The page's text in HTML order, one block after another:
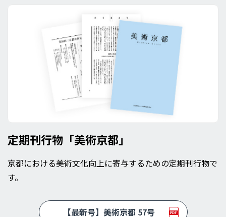
定期刊行物「美術京都」
京都における美術文化向上に寄与するための定期刊行物で
す。
【最新号】美術京都 57号